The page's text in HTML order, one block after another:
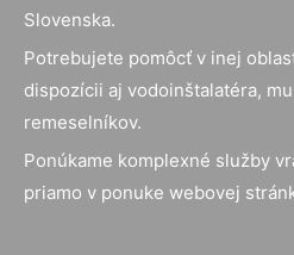
Slovenska.
Potrebujete pomôcť v inej
dispozícii aj vodoinštalatéra,
remeselníkov.
Ponúkame komplexné služby
priamo v ponuke webovej